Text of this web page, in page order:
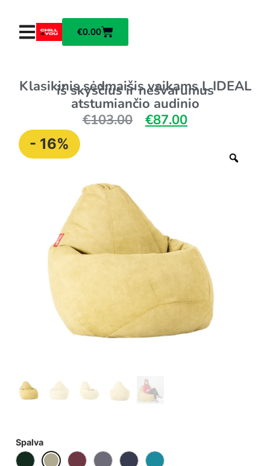
€0.00
Klasikinis sėdmaišis vaikams L IDEAL
iš skysčius ir nešvarumus
atstumiančio audinio
€103.00 €87.00
- 16%
Spalva